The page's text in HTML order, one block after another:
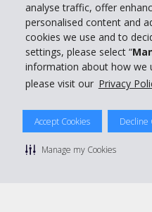
analyse traffic, offer
personalised content and
cookies we use and to
settings, please select “
information about how we
please visit our Privacy
Accept Cookies Decline
Manage my Cookies
© 2026 The Hertz
Politique de confidentialité |
Conditions de location |
Gérer mes cookies